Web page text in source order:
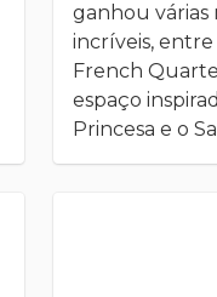
ganhou várias
incríveis, entre
French
espaço
Princesa e o